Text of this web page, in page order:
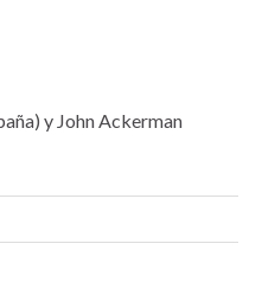
y John Ackerman